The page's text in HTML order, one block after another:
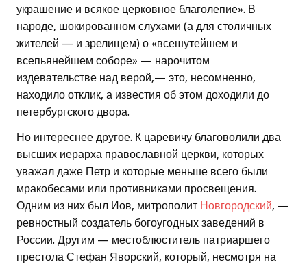
украшение и всякое церковное благолепие». В
народе, шокированном слухами (а для столичных
жителей — и зрелищем) о «всешутейшем и
всепьянейшем соборе» — нарочитом
издевательстве над верой,— это, несомненно,
находило отклик, а известия об этом доходили до
петербургского двора.
Но интереснее другое. К царевичу благоволили два
высших иерарха православной церкви, которых
уважал даже Петр и которые меньше всего были
мракобесами или противниками просвещения.
Одним из них был Иов, митрополит Новгородский, —
ревностный создатель богоугодных заведений в
России. Другим — местоблюститель патриаршего
престола Стефан Яворский, который, несмотря на